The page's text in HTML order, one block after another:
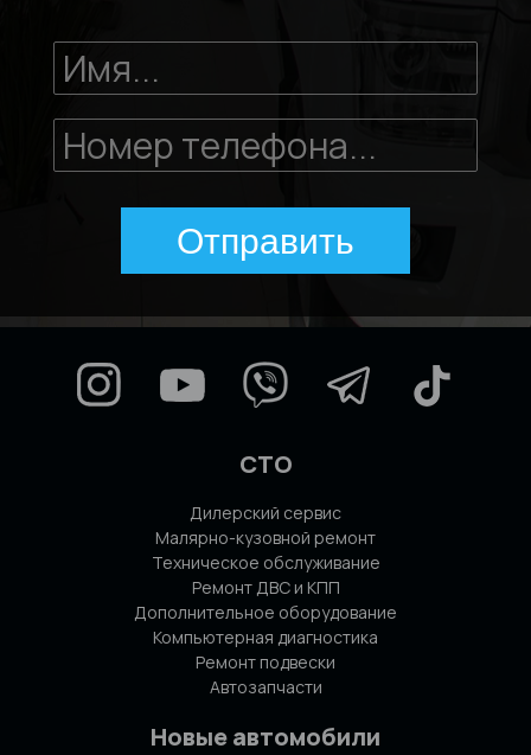
Отправить
СТО
Дилерский сервис
Малярно-кузовной ремонт
Техническое обслуживание
Ремонт ДВС и КПП
Дополнительное оборудование
Компьютерная диагностика
Ремонт подвески
Автозапчасти
Новые автомобили